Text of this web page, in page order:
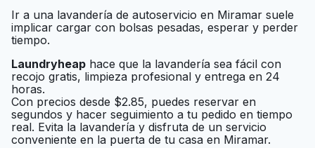
Brokers
Ir al sitio web
My Favorite Cleaners Ir al sitio web
San Jose Square
Cleaners
Ir al sitio web
Ir a una lavandería de autoservicio en Miramar suele
implicar cargar con bolsas pesadas, esperar y perder
tiempo.
Laundryheap hace que la lavandería sea fácil con
recojo gratis, limpieza profesional y entrega en 24
horas.
Con precios desde $2.85, puedes reservar en
segundos y hacer seguimiento a tu pedido en tiempo
real. Evita la lavandería y disfruta de un servicio
conveniente en la puerta de tu casa en Miramar.